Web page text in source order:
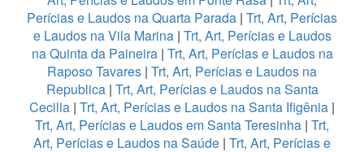
Perícias e Laudos na Quarta Parada | Trt, Art, Perícias
e Laudos na Vila Marina| Trt, Art, Perícias e Laudos
na Quinta da Paineira| Trt, Art, Perícias e Laudos na
Raposo Tavares | Trt, Art, Perícias e Laudos na
Republica| Trt, Art, Perícias e Laudos na Santa
Cecilia | Trt, Art, Perícias e Laudos na Santa Ifigênia |
Trt, Art, Perícias e Laudos em Santa Teresinha | Trt,
Art, Perícias e Laudos na Saúde | Trt, Art, Perícias e